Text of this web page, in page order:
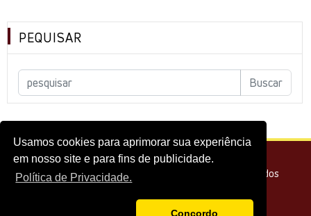
Usamos cookies para aprimorar sua experiência
em nosso site e para fins de publicidade.
Política de Privacidade.
Concordo
PEQUISAR
© 2026 - Melhor do Cinema Todos os direitos reservados